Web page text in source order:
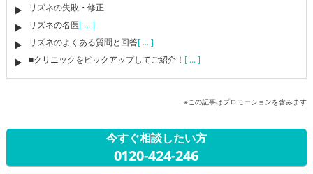
リズネの失敗・修正
リズネの名医[ ... ]
リズネのよくある質問と回答[ ... ]
■クリニックをピックアップしてご紹介！ [ ... ]
※この記事はプロモーションを含みます
今すぐ相談したい方
0120-424-246